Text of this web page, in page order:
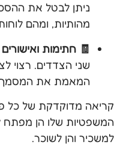
ניתן לבטל את
מהותיות, ומהם
🧾 חתימות ואישורים
שני הצדדים. רצוי
המאמת את
קריאה מדוקדקת של כל
המשפטיות שלו הן מפתח
למשכיר והן לשוכר.